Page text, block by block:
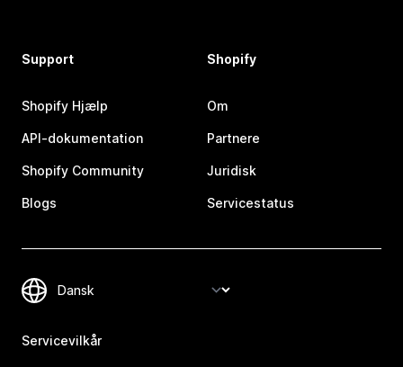
Support
Shopify Hjælp
API-dokumentation
Shopify Community
Blogs
Shopify
Om
Partnere
Juridisk
Servicestatus
Servicevilkår